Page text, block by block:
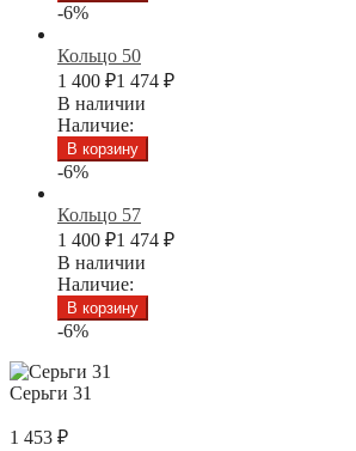
-6%
Кольцо 50
1 400 ₽1 474 ₽
В наличии
Наличие:
В корзину
-6%
Кольцо 57
1 400 ₽1 474 ₽
В наличии
Наличие:
В корзину
-6%
Серьги 31
1 453 ₽